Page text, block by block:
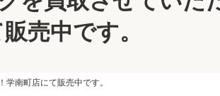
売中です。
南町店にて販売中です。